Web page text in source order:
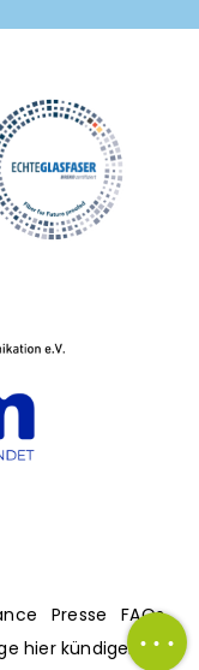
Presse
FAQs
hier kündigen